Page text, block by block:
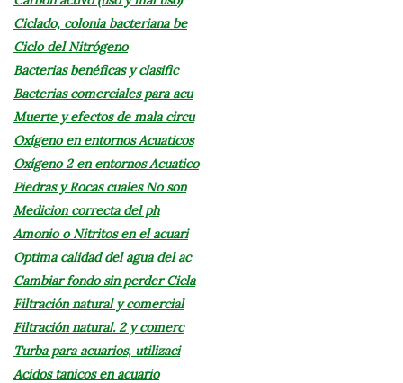
Ciclado, colonia bacteriana be
Ciclo del Nitrógeno
Bacterias benéficas y clasific
Bacterias comerciales para acu
Muerte y efectos de mala circu
Oxígeno en entornos Acuaticos
Oxígeno 2 en entornos Acuatico
Piedras y Rocas cuales No son
Medicion correcta del ph
Amonio o Nitritos en el acuari
Optima calidad del agua del ac
Cambiar fondo sin perder Cicla
Filtración natural y comercial
Filtración natural. 2 y comerc
Turba para acuarios, utilizaci
Acidos tanicos en acuario